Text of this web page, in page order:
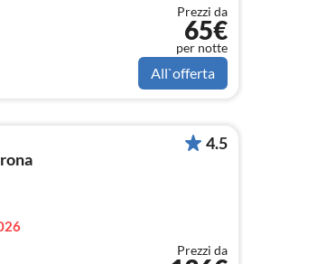
Prezzi da
65€
per notte
All`offerta
4.5
Prezzi da